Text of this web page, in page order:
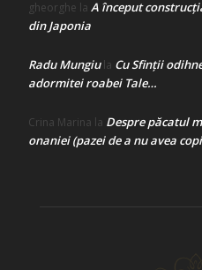
gheorghe la A început
din Japonia
Radu Mungiula Cu Sfinții
adormitei roabei Tale…
Crina Marina la Despre păcatul
onaniei (pazei de a nu avea